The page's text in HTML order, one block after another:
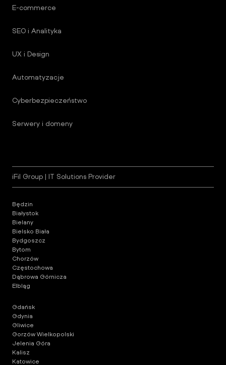
E-commerce
SEO i Analityka
UX i Design
Automatyzacje
Cyberbezpieczeństwo
Serwery i domeny
iFil Group | IT Solutions Provider
Będzin
Białystok
Bielany
Bielsko Biała
Bydgoszcz
Bytom
Chorzów
Częstochowa
Dąbrowa Górnicza
Elbląg
Gdańsk
Gdynia
Gliwice
Gorzów Wielkopolski
Jelenia Góra
Kalisz
Katowice